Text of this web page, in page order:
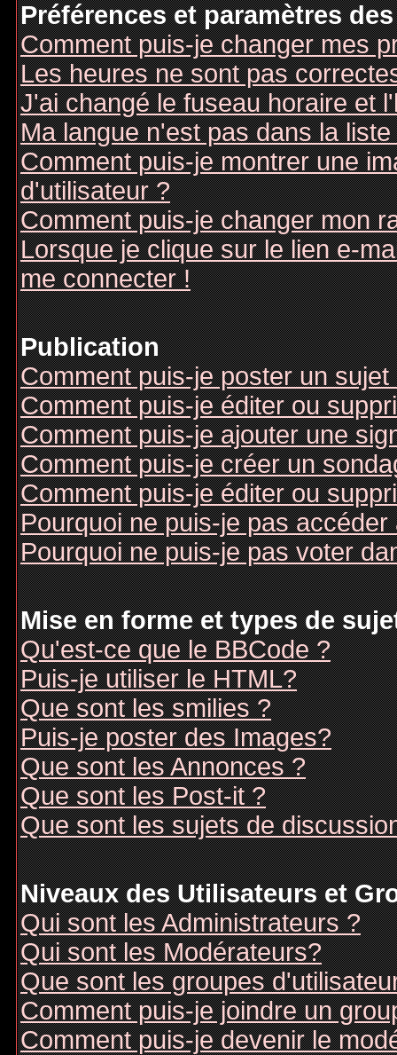
Préférences et paramètres
Comment puis-je changer mes
Les heures ne sont pas
J'ai changé le fuseau horaire et
Ma langue n'est pas dans la liste
Comment puis-je montrer une
d'utilisateur ?
Comment puis-je changer mon
Lorsque je clique sur le lien e-
me connecter !
Publication
Comment puis-je poster un
Comment puis-je éditer ou
Comment puis-je ajouter une
Comment puis-je créer un
Comment puis-je éditer ou
Pourquoi ne puis-je pas accéder
Pourquoi ne puis-je pas voter
Mise en forme et types de
Qu'est-ce que le BBCode ?
Puis-je utiliser le HTML?
Que sont les smilies ?
Puis-je poster des Images?
Que sont les Annonces ?
Que sont les Post-it ?
Que sont les sujets de
Niveaux des Utilisateurs et
Qui sont les Administrateurs ?
Qui sont les Modérateurs?
Que sont les groupes
Comment puis-je joindre un
Comment puis-je devenir le